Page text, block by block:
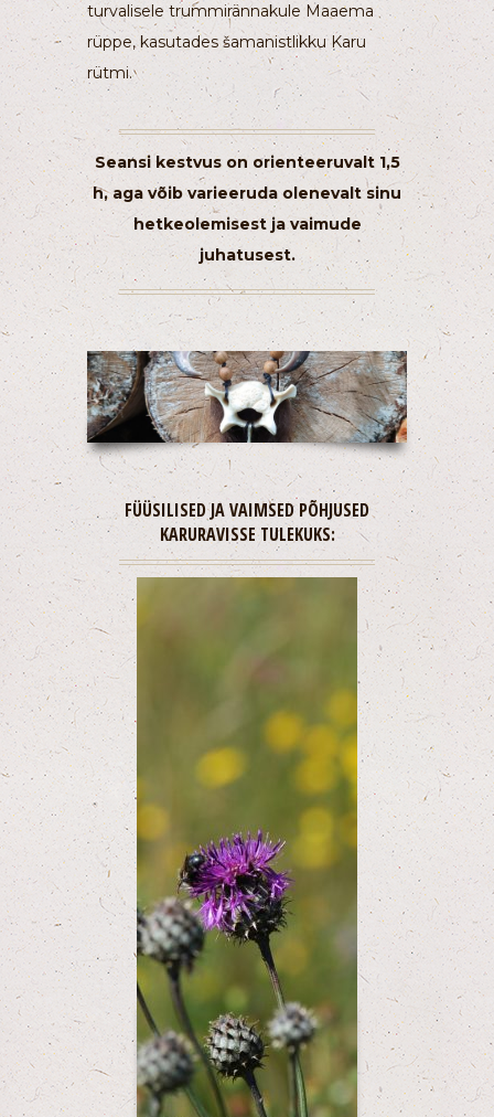
turvalisele trummirännakule Maaema
rüppe, kasutades šamanistlikku Karu
rütmi.
Seansi kestvus on orienteeruvalt 1,5
h, aga võib varieeruda olenevalt sinu
hetkeolemisest ja vaimude
juhatusest.
FÜÜSILISED JA VAIMSED PÕHJUSED
KARURAVISSE TULEKUKS: